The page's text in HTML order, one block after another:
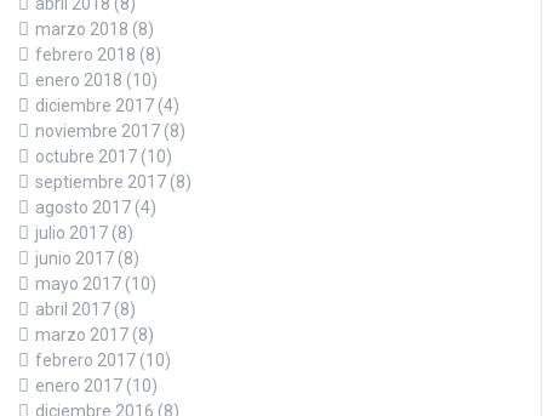
marzo 2018 (8)
febrero 2018 (8)
enero 2018 (10)
diciembre 2017 (4)
noviembre 2017 (8)
octubre 2017 (10)
septiembre 2017 (8)
agosto 2017 (4)
julio 2017 (8)
junio 2017 (8)
mayo 2017 (10)
abril 2017 (8)
marzo 2017 (8)
febrero 2017 (10)
enero 2017 (10)
diciembre 2016 (8)